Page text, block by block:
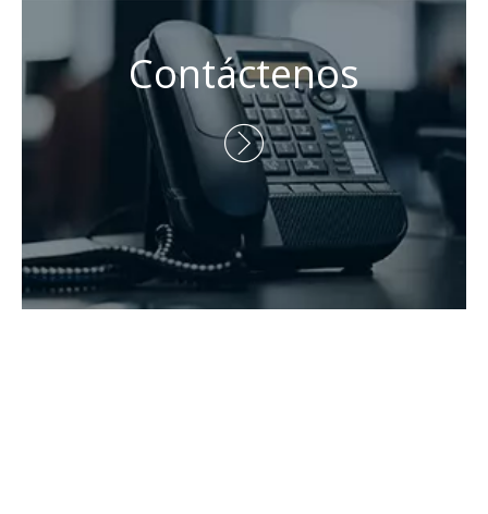
Persona de contacto: Eric Wang
Tel: + 86-730-8688890
Teléfono: +86 - 15173020676
Correo electrónico:wangfp@cseco.cn
Derechos de autor 2021 Hunan Zhongke Electric Co., Ltd.
Todos los derechos reservados.Apoyado porLeadong.